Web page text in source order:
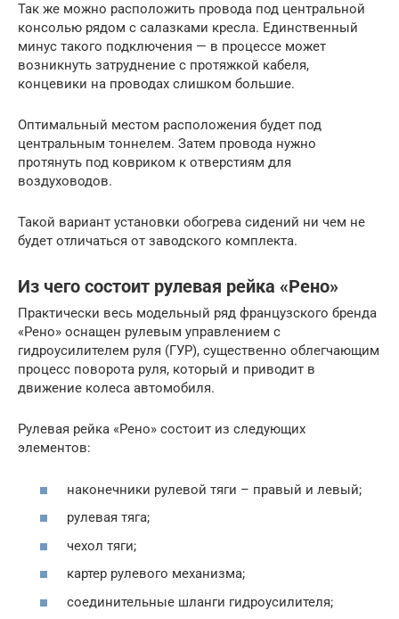
Так же можно расположить провода под центральной
консолью рядом с салазками кресла. Единственный
минус такого подключения — в процессе может
возникнуть затруднение с протяжкой кабеля,
концевики на проводах слишком большие.
Оптимальный местом расположения будет под
центральным тоннелем. Затем провода нужно
протянуть под ковриком к отверстиям для
воздуховодов.
Такой вариант установки обогрева сидений ни чем не
будет отличаться от заводского комплекта.
Из чего состоит рулевая рейка «Рено»
Практически весь модельный ряд французского бренда
«Рено» оснащен рулевым управлением с
гидроусилителем руля (ГУР), существенно облегчающим
процесс поворота руля, который и приводит в
движение колеса автомобиля.
Рулевая рейка «Рено» состоит из следующих
элементов:
наконечники рулевой тяги – правый и левый;
рулевая тяга;
чехол тяги;
картер рулевого механизма;
соединительные шланги гидроусилителя;